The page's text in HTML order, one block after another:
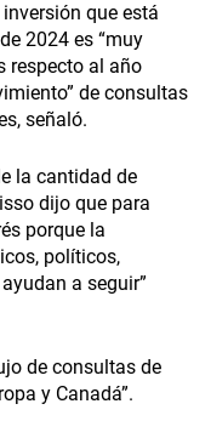
que está
2024 es “muy
respecto al año
de consultas
señaló.
la cantidad de
dijo que para
porque la
políticos,
a seguir”
de consultas de
y Canadá”.